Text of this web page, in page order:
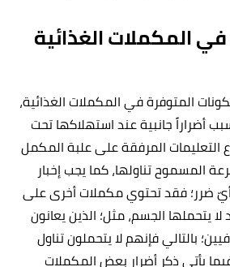
في المكملات الغذائية
المتوفرة في المكملات الغذائية،
أضراراً جانبية عند استهلاكها تحت
التعليمات المرفقة على علبة المكمل
المسموح تناولها، كما يجب إخبار
ضرر؛ فقد تحتوي مكملات أخرى على
يتحملها الجسم، مثل؛ الذين يعانون
بالتالي فإنهم لا يتحملون تناول
يأتي ذكر أضرار بعض المكملات